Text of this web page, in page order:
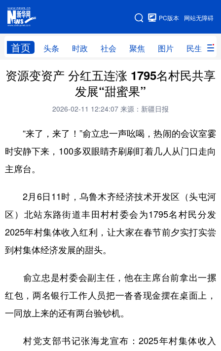
网站无障碍
PC版本
首页 头条 时政 社会 聚焦 图片 民生
网站地图
头条 时政 社会 聚焦
民生 访谈
服务
云游新疆 云端悦读 云看书画 光影新疆
人事频道 融媒体联播 廉政频道 新华视角看新疆
地方频道
北京 天津 河北 山西
辽宁 吉林 上海 江苏
山东 河南 湖北 湖南
广东 广西 海南 重庆
四川 贵州
陕西 甘肃 青海 宁夏
资源变资产 分红五连涨 1795名村民共享
发展“甜蜜果”
2026-02-11 12:24:07 来源：新疆日报
“来了，来了！”俞立忠一声吆喝，热闹的会议室霎
时安静下来，100多双眼睛齐刷刷盯着几人从门口走向
主席台。
2月6日11时，乌鲁木齐经济技术开发区（头屯河
区）北站东路街道丰田村村委会为1795名村民分发
2025年村集体收入红利，让大家在春节前夕实打实尝
到村集体经济发展的甜头。
俞立忠是村委会副主任，他在主席台前拿出一摞
红包，两名银行工作人员把一沓沓现金摆在桌面上，
一同放上来的还有两台验钞机。
村党支部书记张海龙宣布：2025年村集体收入